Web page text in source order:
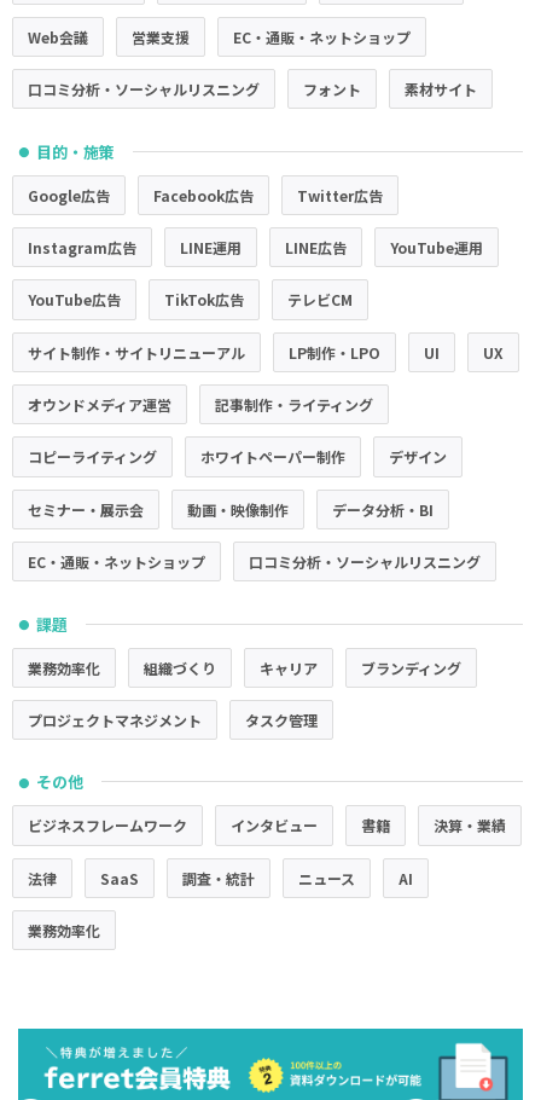
Web会議 営業支援 EC・通販・ネットショップ
口コミ分析・ソーシャルリスニング フォント 素材サイト
● 目的・施策
Google広告 Facebook広告 Twitter広告
Instagram広告 LINE運用 LINE広告 YouTube運用
YouTube広告 TikTok広告 テレビCM
サイト制作・サイトリニューアル LP制作・LPO UI UX
オウンドメディア運営 記事制作・ライティング
コピーライティング ホワイトペーパー制作 デザイン
セミナー・展示会 動画・映像制作 データ分析・BI
EC・通販・ネットショップ 口コミ分析・ソーシャルリスニング
● 課題
業務効率化 組織づくり キャリア ブランディング
プロジェクトマネジメント タスク管理
● その他
ビジネスフレームワーク インタビュー 書籍 決算・業績
法律 SaaS 調査・統計 ニュース AI
業務効率化